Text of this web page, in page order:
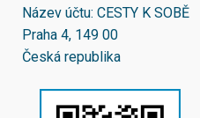
Název účtu: CESTY K SOBĚ
Praha 4, 149 00
Česká republika